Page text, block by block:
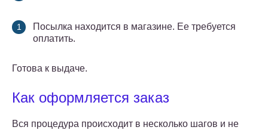
Посылка находится в магазине. Ее требуется
оплатить.
Готова к выдаче.
Как оформляется заказ
Вся процедура происходит в несколько шагов и не